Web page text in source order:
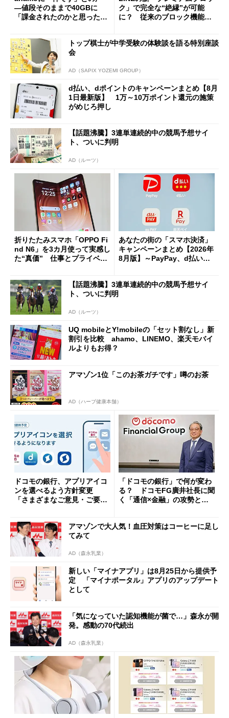
―値段そのままで40GBに
「課金されたのかと思った」
ク」で完全な“絶縁”が可能
に？ 従来のブロック機能と
トップ棋士が中学受験の体験談を語る特別座談
会
AD（SAPIX YOZEMI GROUP）
d払い、dポイントのキャンペーンまとめ【8月
1日最新版】 1万～10万ポイント還元の施策
がめじろ押し
【話題沸騰】3連単連続的中の競馬予想サイ
ト、ついに判明
AD（ルーツ）
折りたたみスマホ「OPPO Fi
nd N6」を3カ月使って実感し
た“真価” 仕事とプライベー
あなたの街の「スマホ決済」
キャンペーンまとめ【2026年
8月版】～PayPay、d払い、a
【話題沸騰】3連単連続的中の競馬予想サイ
ト、ついに判明
AD（ルーツ）
UQ mobileとY!mobileの「セット割なし」新
割引を比較 ahamo、LINEMO、楽天モバイ
ルよりもお得？
アマゾン1位「このお茶ガチです」噂のお茶
AD（ハーブ健康本舗）
ドコモの銀行、アプリアイコ
ンを選べるよう方針変更
「さまざまなご意見・ご要望
「ドコモの銀行」で何が変わ
る？ ドコモFG廣井社長に聞
く「通信×金融」の攻勢とグ
アマゾンで大人気！血圧対策はコーヒーに足し
てみて
AD（森永乳業）
新しい「マイナアプリ」は8月25日から提供予
定 「マイナポータル」アプリのアップデート
として
「気になっていた認知機能が菌で…」森永が開
発。感動の70代続出
AD（森永乳業）